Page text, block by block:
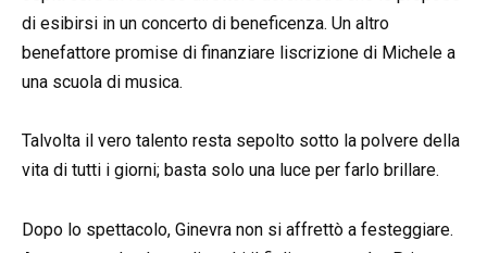
di esibirsi in un concerto di beneficenza. Un altro
benefattore promise di finanziare liscrizione di Michele a
una scuola di musica.
Talvolta il vero talento resta sepolto sotto la polvere della
vita di tutti i giorni; basta solo una luce per farlo brillare.
Dopo lo spettacolo, Ginevra non si affrettò a festeggiare.